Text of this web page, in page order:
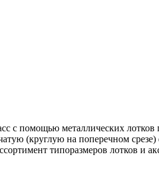
с помощью металлических
(круглую на поперечном
типоразмеров лотков и